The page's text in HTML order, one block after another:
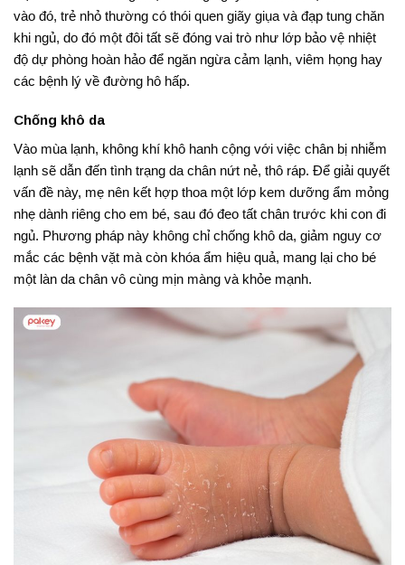
vào đó, trẻ nhỏ thường có thói quen giãy giụa và đạp tung chăn
khi ngủ, do đó một đôi tất sẽ đóng vai trò như lớp bảo vệ nhiệt
độ dự phòng hoàn hảo để ngăn ngừa cảm lạnh, viêm họng hay
các bệnh lý về đường hô hấp.
Chống khô da
Vào mùa lạnh, không khí khô hanh cộng với việc chân bị nhiễm
lạnh sẽ dẫn đến tình trạng da chân nứt nẻ, thô ráp. Để giải quyết
vấn đề này, mẹ nên kết hợp thoa một lớp kem dưỡng ẩm mỏng
nhẹ dành riêng cho em bé, sau đó đeo tất chân trước khi con đi
ngủ. Phương pháp này không chỉ chống khô da, giảm nguy cơ
mắc các bệnh vặt mà còn khóa ẩm hiệu quả, mang lại cho bé
một làn da chân vô cùng mịn màng và khỏe mạnh.